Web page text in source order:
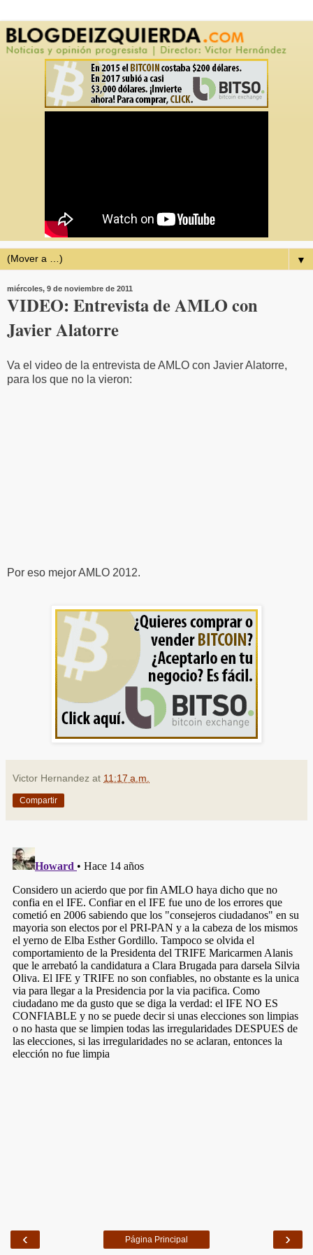
▼
miércoles, 9 de noviembre de 2011
VIDEO: Entrevista de AMLO con
Javier Alatorre
Va el video de la entrevista de AMLO con Javier Alatorre,
para los que no la vieron:
Por eso mejor AMLO 2012.
Victor Hernandez at 11:17 a.m.
Compartir
‹ ›
Página Principal